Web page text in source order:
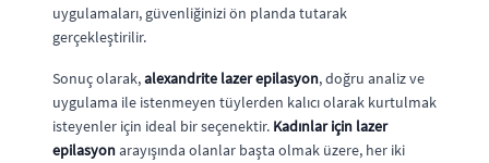
uygulamaları, güvenliğinizi ön planda tutarak
gerçekleştirilir.
Sonuç olarak,alexandrite lazer epilasyon, doğru analiz ve
uygulama ile istenmeyen tüylerden kalıcı olarak kurtulmak
isteyenler için ideal bir seçenektir. Kadınlar için lazer
epilasyonarayışında olanlar başta olmak üzere, her iki